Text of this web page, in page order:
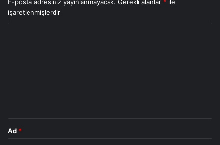
E-posta adresiniz yayınlanmayacak. Gerekli alanlar * ile
işaretlenmişlerdir
Ad *